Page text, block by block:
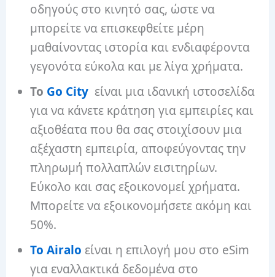
οδηγούς στο κινητό σας, ώστε να
μπορείτε να επισκεφθείτε μέρη
μαθαίνοντας ιστορία και ενδιαφέροντα
γεγονότα εύκολα και με λίγα χρήματα.
Το Go City είναι μια ιδανική ιστοσελίδα
για να κάνετε κράτηση για εμπειρίες και
αξιοθέατα που θα σας στοιχίσουν μια
αξέχαστη εμπειρία, αποφεύγοντας την
πληρωμή πολλαπλών εισιτηρίων.
Εύκολο και σας εξοικονομεί χρήματα.
Μπορείτε να εξοικονομήσετε ακόμη και
50%.
Το Airalo είναι η επιλογή μου στο eSim
για εναλλακτικά δεδομένα στο